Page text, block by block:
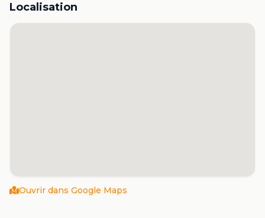
Localisation
Ouvrir dans Google Maps